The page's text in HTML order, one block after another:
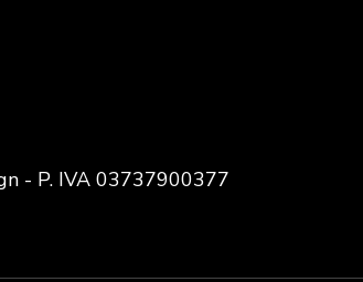
- P. IVA 03737900377